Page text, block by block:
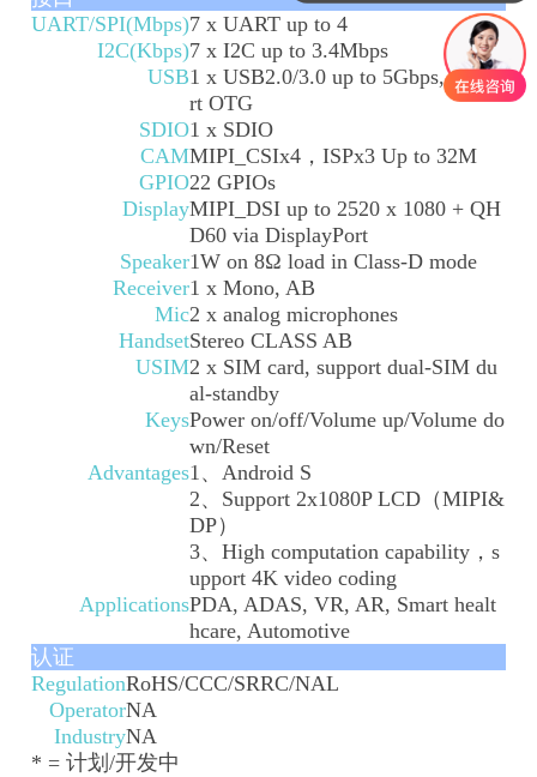
UART/SPI(Mbps)7 x UART up to 4
I2C(Kbps)7 x I2C up to 3.4Mbps
USB1 x USB2.0/3.0 up to 5Gbps, suppo
rt OTG
SDIO1 x SDIO
CAMMIPI_CSIx4，ISPx3 Up to 32M
GPIO22 GPIOs
DisplayMIPI_DSI up to 2520 x 1080 + QH
D60 via DisplayPort
Speaker1W on 8Ω load in Class-D mode
Receiver1 x Mono, AB
Mic2 x analog microphones
HandsetStereo CLASS AB
USIM2 x SIM card, support dual-SIM du
al-standby
KeysPower on/off/Volume up/Volume do
wn/Reset
Advantages1、Android S
2、Support 2x1080P LCD（MIPI&
DP）
3、High computation capability，s
upport 4K video coding
ApplicationsPDA, ADAS, VR, AR, Smart healt
hcare, Automotive
认证
RegulationRoHS/CCC/SRRC/NAL
OperatorNA
IndustryNA
* = 计划/开发中